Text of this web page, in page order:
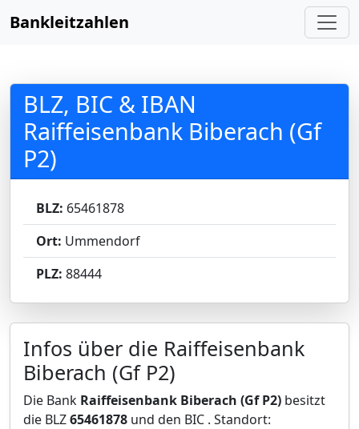
Bankleitzahlen
BLZ, BIC & IBAN
Raiffeisenbank Biberach (Gf
P2)
BLZ: 65461878
Ort: Ummendorf
PLZ: 88444
Infos über die Raiffeisenbank
Biberach (Gf P2)
Die Bank Raiffeisenbank Biberach (Gf P2) besitzt
die BLZ65461878 und den BIC . Standort: